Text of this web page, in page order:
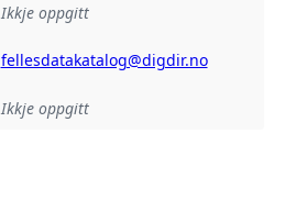
Ikkje oppgitt
fellesdatakatalog@digdir.no
Ikkje oppgitt